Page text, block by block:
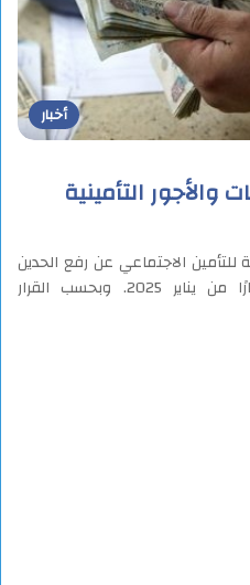
أخبار
التأمينية
الاجتماعي عن رفع الحدين
الأدنى والأقصى للمعاشات اعتبارًا من يناير 2025. وبحسب القرار